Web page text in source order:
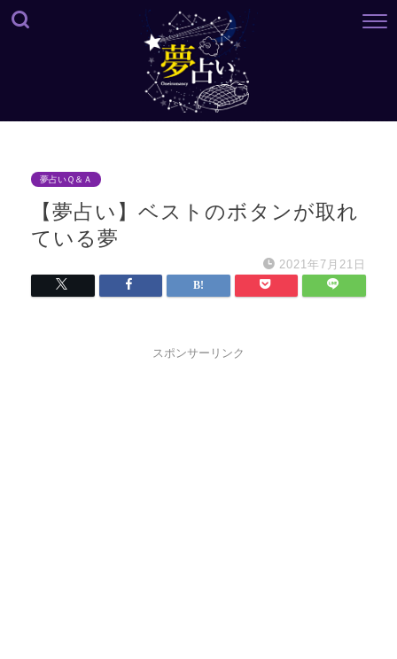
夢占いＱ＆Ａ
【夢占い】ベストのボタンが取れ
ている夢
2021年7月21日
スポンサーリンク